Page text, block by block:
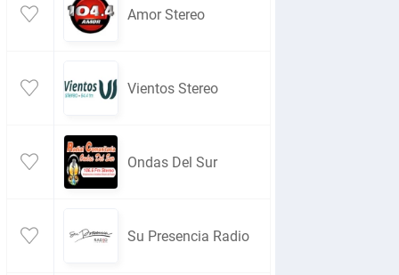
Amor Stereo
Vientos Stereo
Ondas Del Sur
Su Presencia Radio